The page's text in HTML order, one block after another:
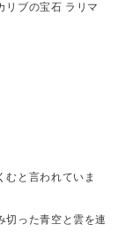
リブの宝石 ラリマ
むと言われていま
切った青空と雲を連